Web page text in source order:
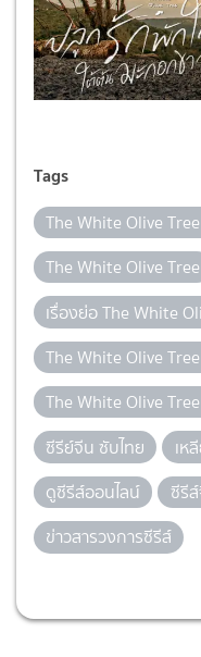
Tags
The White Olive
The White Olive Tree
เรื่องย่อ The White
The White Olive
The White Olive
ซีรีย์จีน ซับไทย
เห
ดูซีรีส์ออนไลน์
ซีรี
ข่าวสารวงการซีรีส์